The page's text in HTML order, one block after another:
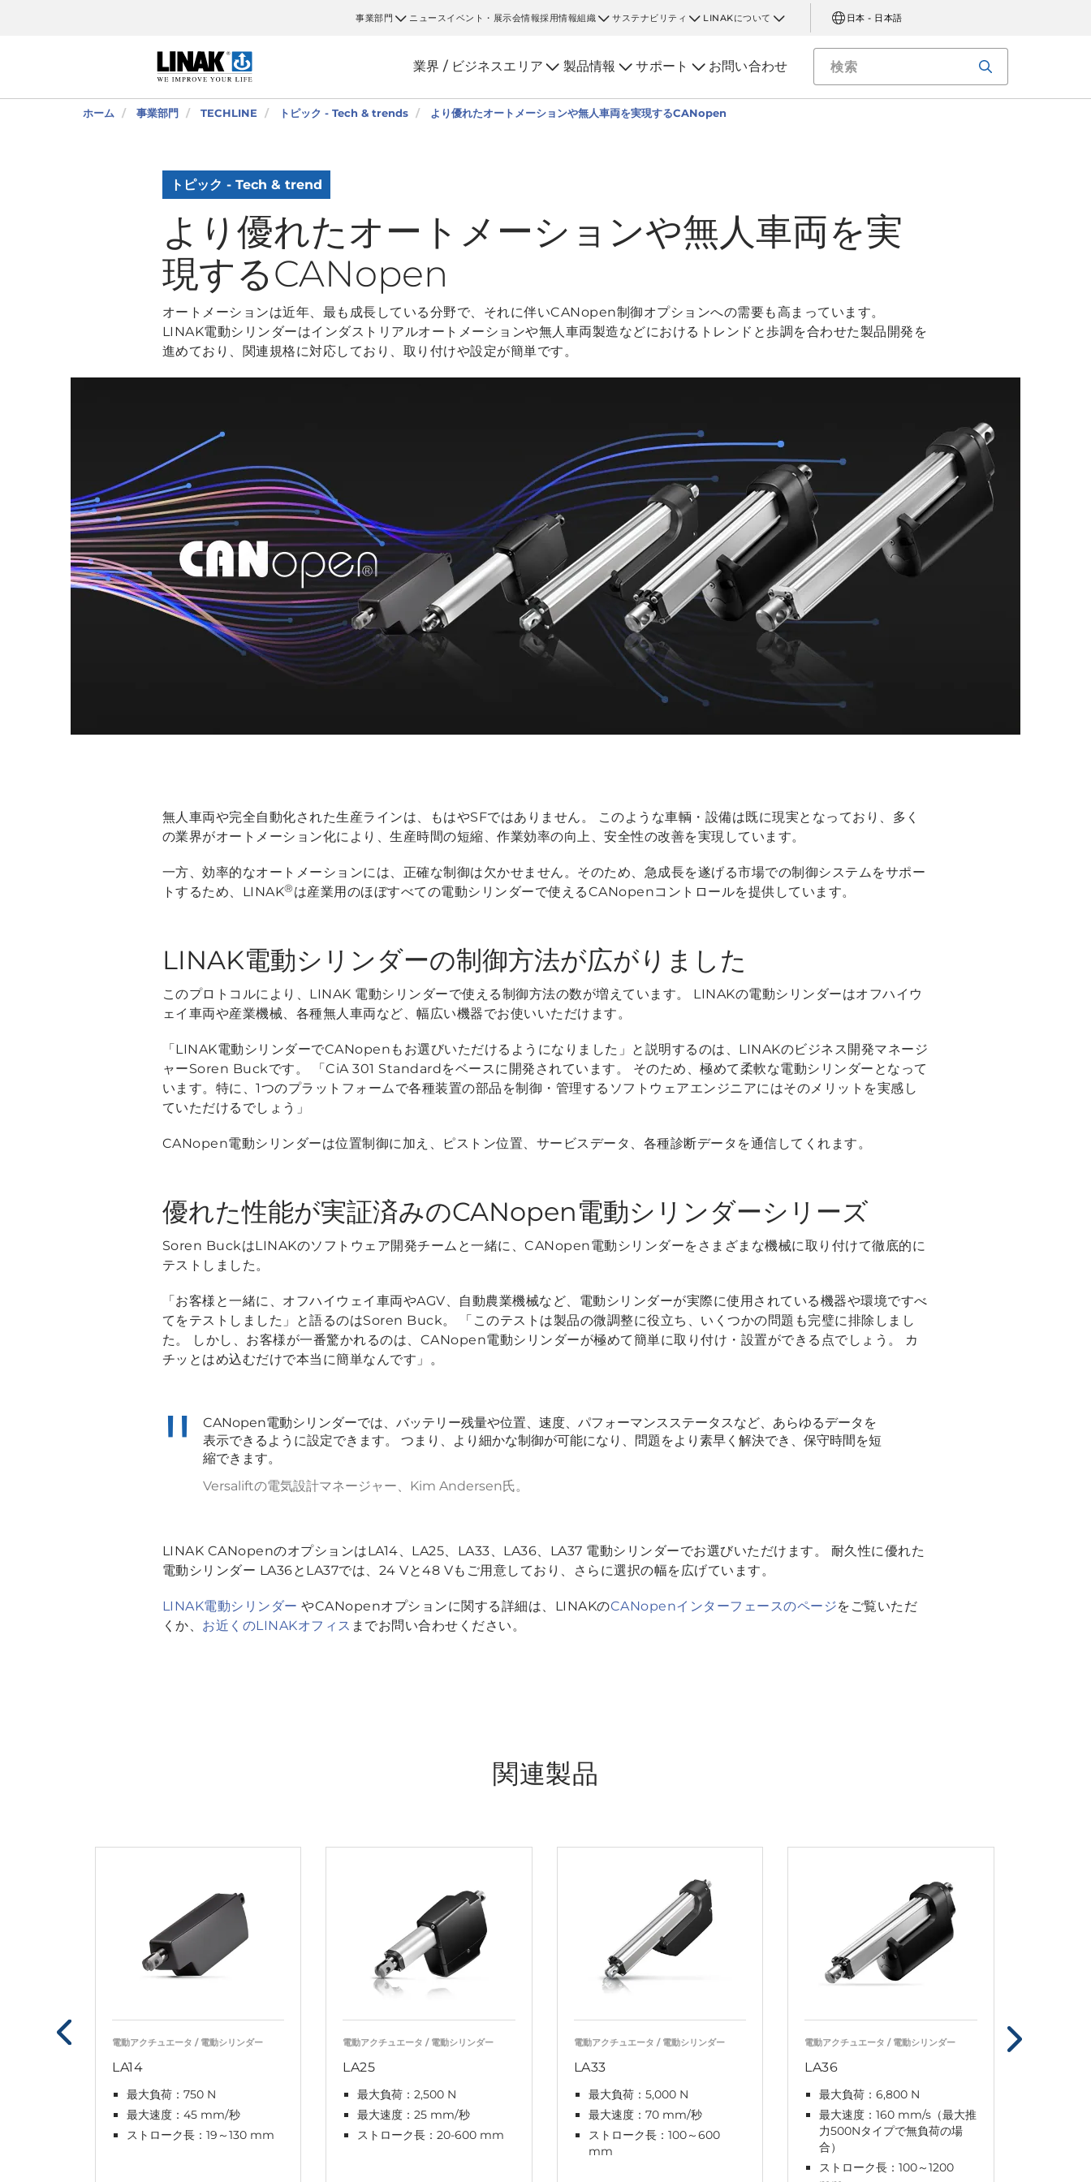
事業部門 ニュース イベント・展示会情報採用情報組織 サステナビリティ LINAKについて 日本 - 日本語
業界 / ビジネスエリア 製品情報 サポート お問い合わせ
ホーム 事業部門 TECHLINE トピック - Tech & trends より優れたオートメーションや無人車両を実現するCANopen
トピック - Tech & trend
より優れたオートメーションや無人車両を実
現するCANopen
オートメーションは近年、最も成長している分野で、それに伴いCANopen制御オプションへの需要も高まっています。
LINAK電動シリンダーはインダストリアルオートメーションや無人車両製造などにおけるトレンドと歩調を合わせた製品開発を
進めており、関連規格に対応しており、取り付けや設定が簡単です。
無人車両や完全自動化された生産ラインは、もはやSFではありません。 このような車輌・設備は既に現実となっており、多く
の業界がオートメーション化により、生産時間の短縮、作業効率の向上、安全性の改善を実現しています。
一方、効率的なオートメーションには、正確な制御は欠かせません。そのため、急成長を遂げる市場での制御システムをサポー
トするため、LINAK®は産業用のほぼすべての電動シリンダーで使えるCANopenコントロールを提供しています。
LINAK電動シリンダーの制御方法が広がりました
このプロトコルにより、LINAK 電動シリンダーで使える制御方法の数が増えています。 LINAKの電動シリンダーはオフハイウ
ェイ車両や産業機械、各種無人車両など、幅広い機器でお使いいただけます。
「LINAK電動シリンダーでCANopenもお選びいただけるようになりました」 と説明するのは、LINAKのビジネス開発マネージ
ャーSoren Buckです。
「CiA 301 Standardをベースに開発されています。 そのため、極めて柔軟な電動シリンダーとなって
います。特に、1つのプラットフォームで各種装置の部品を制御・管理するソフトウェアエンジニアにはそのメリットを実感し
ていただけるでしょう」
CANopen電動シリンダーは位置制御に加え、ピストン位置、サービスデータ、各種診断データを通信してくれます。
優れた性能が実証済みのCANopen電動シリンダーシリーズ
Soren BuckはLINAKのソフトウェア開発チームと一緒に、CANopen電動シリンダーをさまざまな機械に取り付けて徹底的に
テストしました。
「お客様と一緒に、オフハイウェイ車両やAGV、自動農業機械など、電動シリンダーが実際に使用されている機器や環境ですべ
てをテストしました」
と語るのはSoren Buck。
「このテストは製品の微調整に役立ち、いくつかの問題も完璧に排除しまし
た。 しかし、お客様が一番驚かれるのは、CANopen電動シリンダーが極めて簡単に取り付け・設置ができる点でしょう。 カ
チッとはめ込むだけで本当に簡単なんです」 。
CANopen電動シリンダーでは、バッテリー残量や位置、速度、パフォーマンスステータスなど、あらゆるデータを
表示できるように設定できます。 つまり、より細かな制御が可能になり、問題をより素早く解決でき、保守時間を短
縮できます。
Versaliftの電気設計マネージャー、Kim Andersen氏。
LINAK CANopenのオプションはLA14、LA25、LA33、LA36、LA37 電動シリンダーでお選びいただけます。 耐久性に優れた
電動シリンダー LA36とLA37では、24 Vと48 Vもご用意しており、さらに選択の幅を広げています。
LINAK電動シリンダー やCANopenオプションに関する詳細は、LINAKのCANopenインターフェースのページをご覧いただ
くか、 お近くのLINAKオフィス までお問い合わせください。
関連製品
電動アクチュエータ / 電動シリンダー
LA14
最大負荷：750 N
最大速度：45 mm/秒
ストローク長：19～130 mm
電動アクチュエータ / 電動シリンダー
LA25
最大負荷：2,500 N
最大速度：25 mm/秒
ストローク長：20-600 mm
電動アクチュエータ / 電動シリンダー
LA33
最大負荷：5,000 N
最大速度：70 mm/秒
ストローク長：100～600
mm
電動アクチュエータ / 電動シリンダー
LA36
最大負荷：6,800 N
最大速度：160 mm/s（最大推
力500Nタイプで無負荷の場
合）
ストローク長：100～1200